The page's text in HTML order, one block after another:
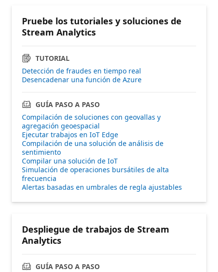
Pruebe los tutoriales y soluciones de
Stream Analytics
TUTORIAL
Detección de fraudes en tiempo real
Desencadenar una función de Azure
GUÍA PASO A PASO
Compilación de soluciones con geovallas y
agregación geoespacial
Ejecutar trabajos en IoT Edge
Compilación de una solución de análisis de
sentimiento
Compilar una solución de IoT
Simulación de operaciones bursátiles de alta
frecuencia
Alertas basadas en umbrales de regla ajustables
Despliegue de trabajos de Stream
Analytics
GUÍA PASO A PASO